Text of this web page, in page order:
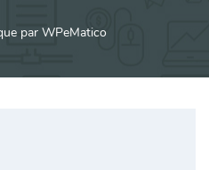
par WPeMatico